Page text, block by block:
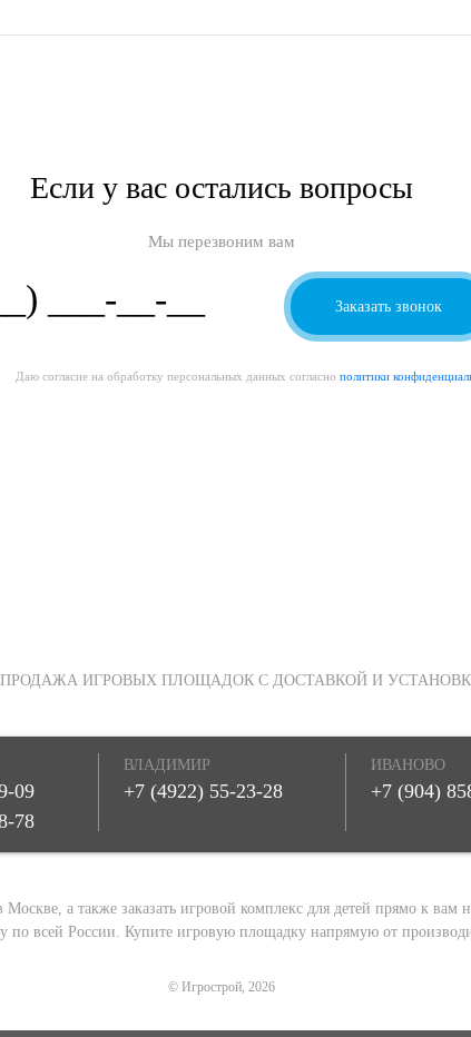
Если у вас остались вопросы
Мы перезвоним вам
Даю согласие на обработку персональных данных согласно политики
ИГРОВЫХ ПЛОЩАДОК С ДОСТАВКОЙ И
09
78
ВЛАДИМИР
+7 (4922) 55-23-28
ИВАНОВО
+7 (904)
а также заказать игровой комплекс для детей прямо к вам
по всей России. Купите игровую площадку напрямую от
© Игрострой, 2026